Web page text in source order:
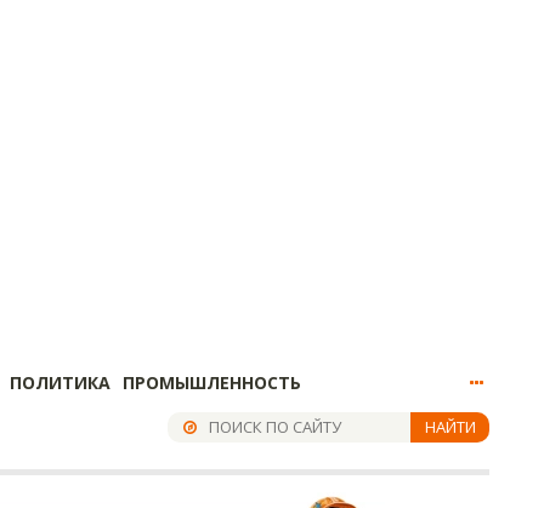
ПОЛИТИКА ПРОМЫШЛЕННОСТЬ
НАЙТИ